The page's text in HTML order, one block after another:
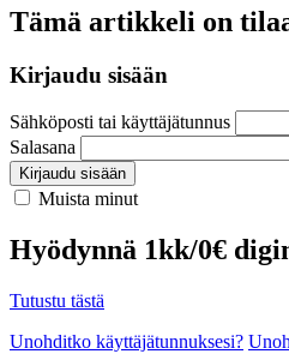
Tämä artikkeli on
Kirjaudu sisään
Sähköposti tai käyttäjätunnus
Salasana
Kirjaudu sisään
Muista minut
Hyödynnä 1kk/0€
Tutustu tästä
Unohditko käyttäjätunnuksesi?